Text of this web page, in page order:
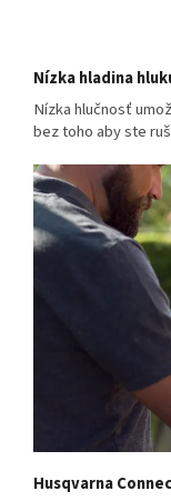
Nízka hladina
Nízka hlučnosť
bez toho aby ste
Husqvarna